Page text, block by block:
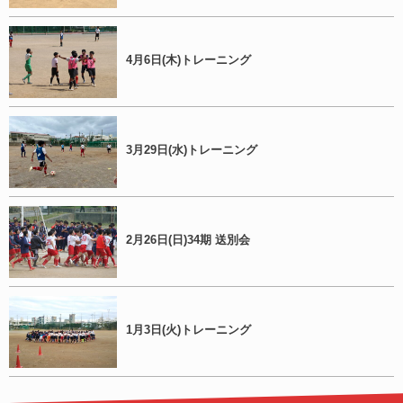
4月6日(木)トレーニング
3月29日(水)トレーニング
2月26日(日)34期 送別会
1月3日(火)トレーニング